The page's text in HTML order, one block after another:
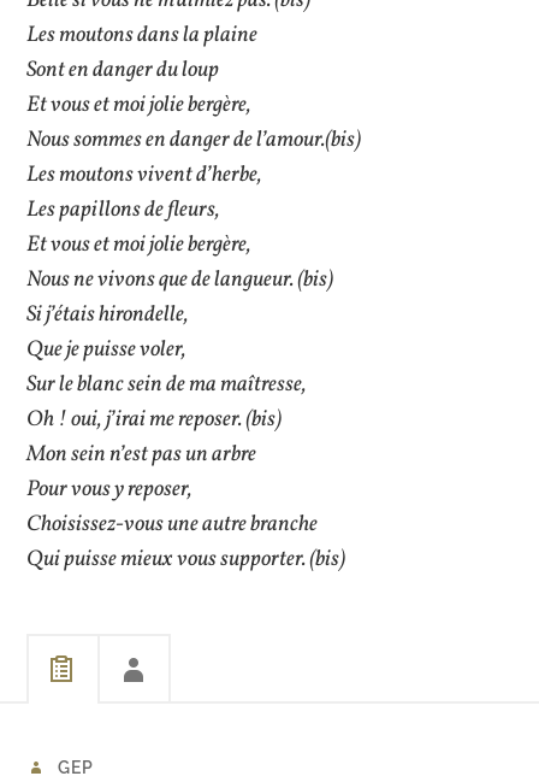
Les moutons dans la plaine
Sont en danger du loup
Et vous et moi jolie bergère,
Nous sommes en danger de l’amour.(bis)
Les moutons vivent d’herbe,
Les papillons de fleurs,
Et vous et moi jolie bergère,
Nous ne vivons que de langueur. (bis)
Si j’étais hirondelle,
Que je puisse voler,
Sur le blanc sein de ma maîtresse,
Oh ! oui, j’irai me reposer. (bis)
Mon sein n’est pas un arbre
Pour vous y reposer,
Choisissez-vous une autre branche
Qui puisse mieux vous supporter. (bis)
GEP